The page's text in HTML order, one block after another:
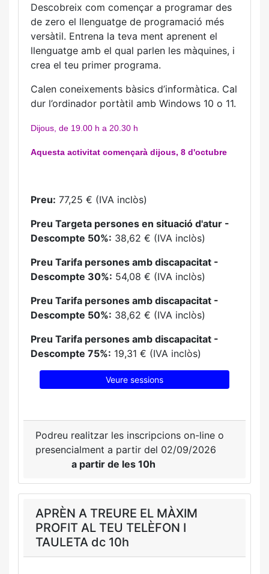
Descobreix com començar a programar des
de zero el llenguatge de programació més
versàtil. Entrena la teva ment aprenent el
llenguatge amb el qual parlen les màquines, i
crea el teu primer programa.
Calen coneixements bàsics d’informàtica. Cal
dur l’ordinador portàtil amb Windows 10 o 11.
Dijous, de 19.00 h a 20.30 h
Aquesta activitat començarà dijous, 8 d'octubre
Preu: 77,25 € (IVA inclòs)
Preu Targeta persones en situació d'atur -
Descompte 50%: 38,62 € (IVA inclòs)
Preu Tarifa persones amb discapacitat -
Descompte 30%: 54,08 € (IVA inclòs)
Preu Tarifa persones amb discapacitat -
Descompte 50%: 38,62 € (IVA inclòs)
Preu Tarifa persones amb discapacitat -
Descompte 75%: 19,31 € (IVA inclòs)
Veure sessions
Podreu realitzar les inscripcions on-line o
presencialment a partir del 02/09/2026
a partir de les 10h
APRÈN A TREURE EL MÀXIM
PROFIT AL TEU TELÈFON I
TAULETA dc 10h